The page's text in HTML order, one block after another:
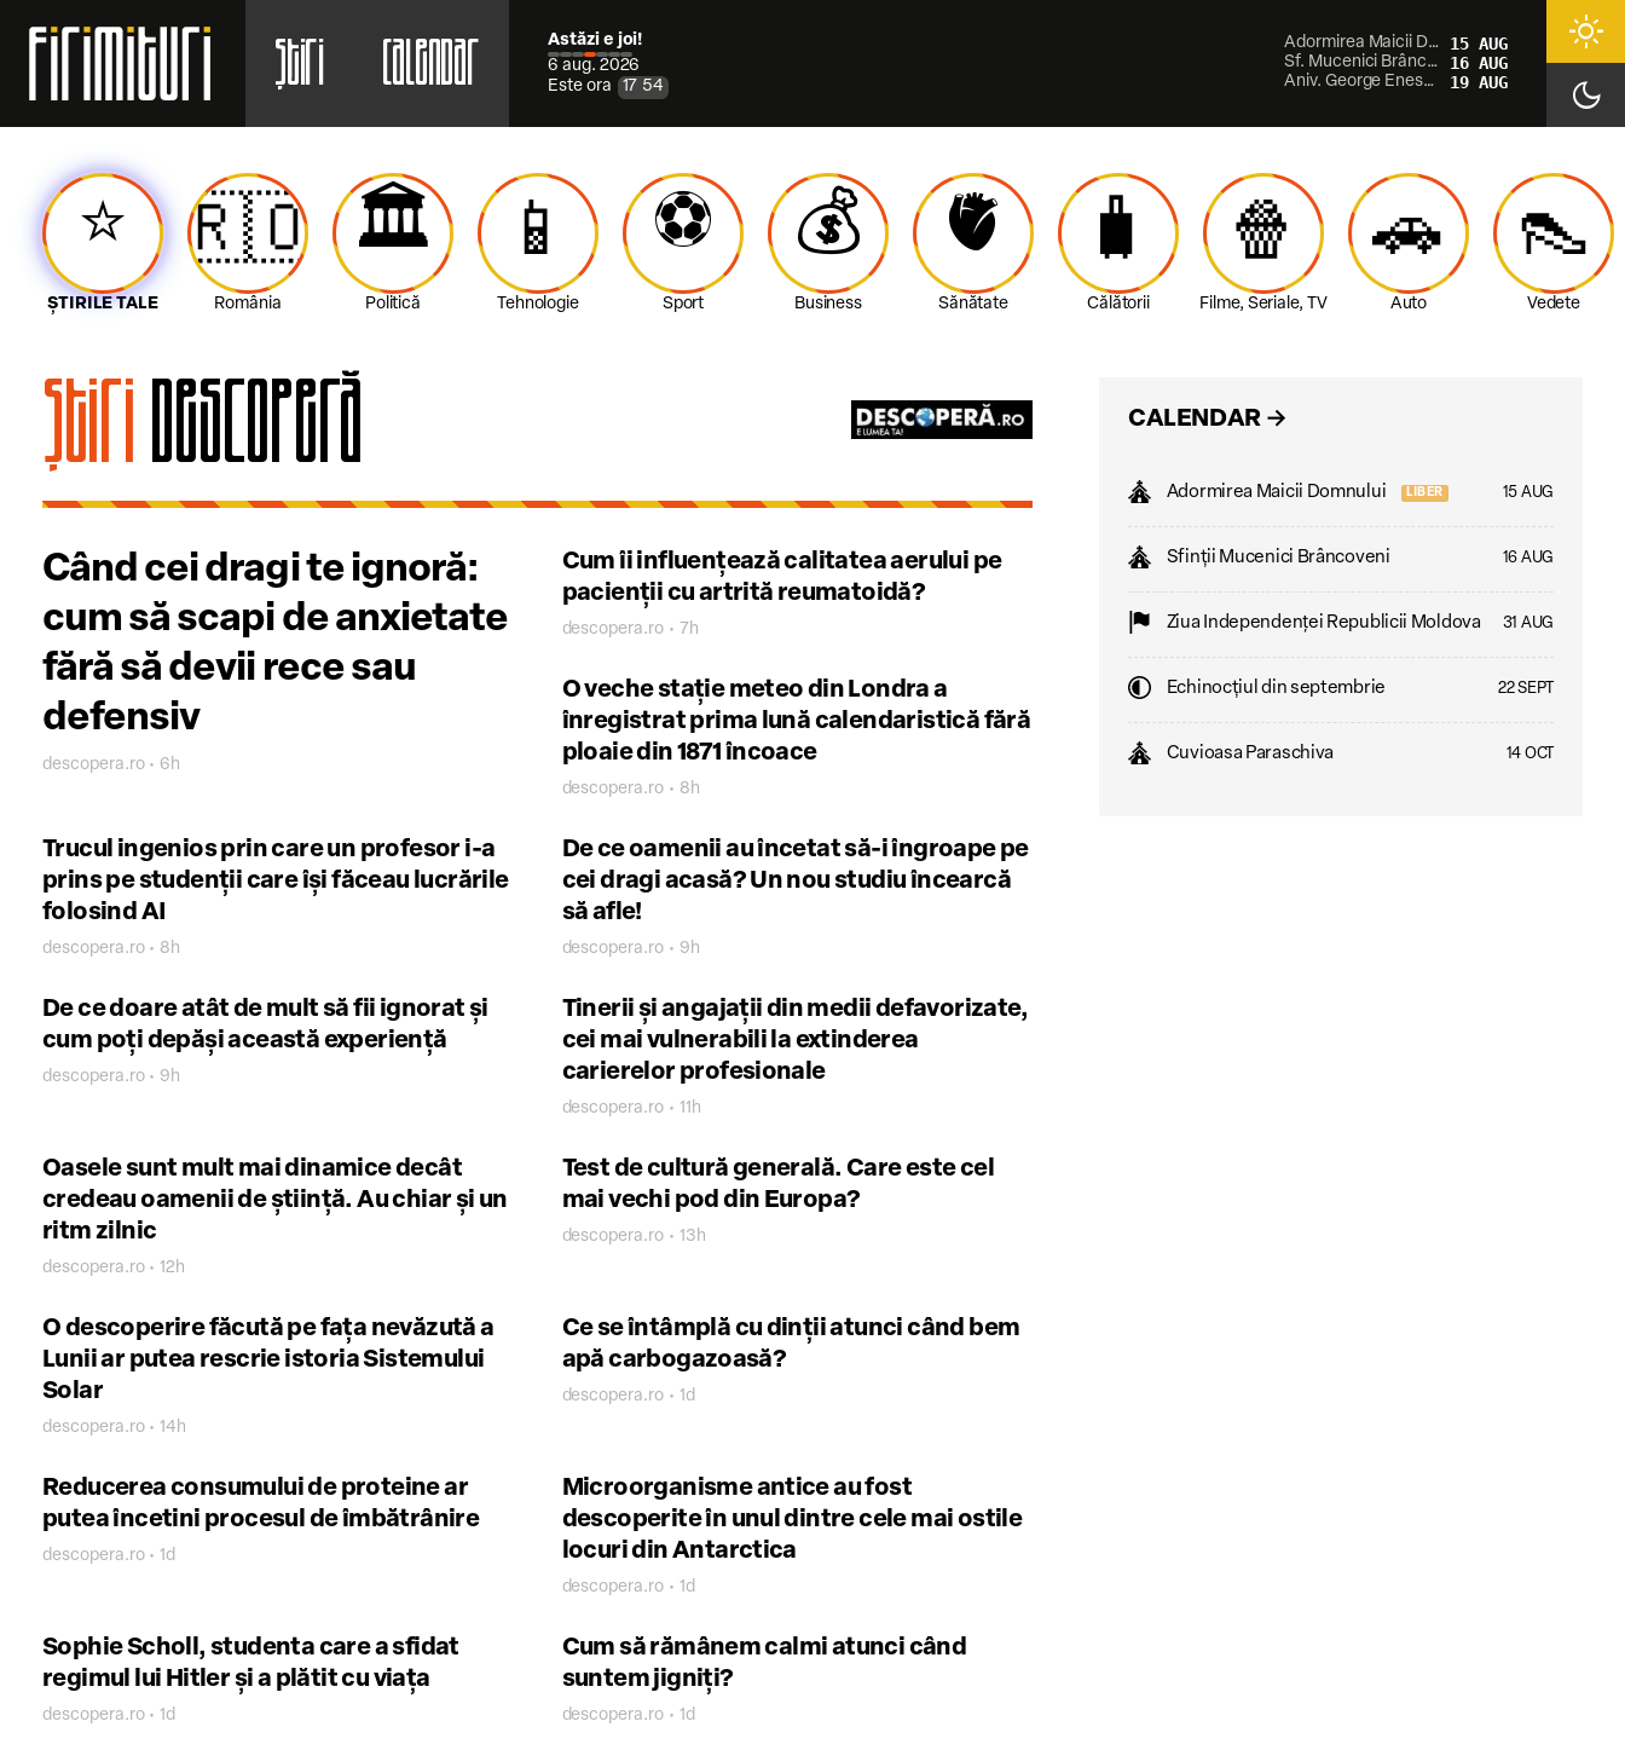
Știri Calendar
Astăzi e joi!
6 aug. 2026
Este ora
17 54
Adormirea Maicii Domnului 15 AUG
Sf. Mucenici Brâncoveni 16 AUG
Aniv. George Enescu 19 AUG
light_mode
dark_mode
⭐️
ȘTIRILE TALE
🇷🇴
România
🏛️
Politică
📱
Tehnologie
⚽️
Sport
💰
Business
🫀
Sănătate
🧳
Călătorii
🍿
Filme, Seriale, TV
🚗
Auto
👠
Vedete
ȘtiriDescoperă
Când cei dragi te ignoră:
cum să scapi de anxietate
fără să devii rece sau
defensiv
descopera.ro • 6h
Cum îi influențează calitatea aerului pe
pacienții cu artrită reumatoidă?
descopera.ro • 7h
O veche stație meteo din Londra a
înregistrat prima lună calendaristică fără
ploaie din 1871 încoace
descopera.ro • 8h
Trucul ingenios prin care un profesor i-a
prins pe studenții care își făceau lucrările
folosind AI
descopera.ro • 8h
De ce oamenii au încetat să-i îngroape pe
cei dragi acasă? Un nou studiu încearcă
să afle!
descopera.ro • 9h
De ce doare atât de mult să fii ignorat și
cum poți depăși această experiență
descopera.ro • 9h
Tinerii și angajații din medii defavorizate,
cei mai vulnerabili la extinderea
carierelor profesionale
descopera.ro • 11h
Oasele sunt mult mai dinamice decât
credeau oamenii de știință. Au chiar și un
ritm zilnic
descopera.ro • 12h
Test de cultură generală. Care este cel
mai vechi pod din Europa?
descopera.ro • 13h
O descoperire făcută pe fața nevăzută a
Lunii ar putea rescrie istoria Sistemului
Solar
descopera.ro • 14h
Ce se întâmplă cu dinții atunci când bem
apă carbogazoasă?
descopera.ro • 1d
Reducerea consumului de proteine ar
putea încetini procesul de îmbătrânire
descopera.ro • 1d
Microorganisme antice au fost
descoperite în unul dintre cele mai ostile
locuri din Antarctica
descopera.ro • 1d
Sophie Scholl, studenta care a sfidat
regimul lui Hitler și a plătit cu viața
descopera.ro • 1d
Cum să rămânem calmi atunci când
suntem jigniți?
descopera.ro • 1d
CALENDAR →
Adormirea Maicii Domnului LIBER 15 AUG
Sfinții Mucenici Brâncoveni 16 AUG
Ziua Independenţei Republicii Moldova 31 AUG
Echinocțiul din septembrie 22 SEPT
Cuvioasa Paraschiva 14 OCT